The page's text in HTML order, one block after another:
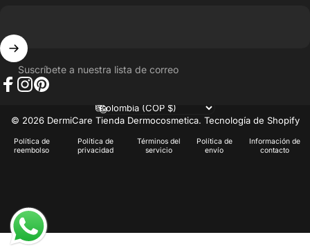
Suscríbete a nuestra lista de correo
© 2026 DermiCare Tienda Dermocosmetica. Tecnología de Shopify
Política de
reembolso
Política de
privacidad
Términos del
servicio
Política de
envío
Información de
contacto
País/región